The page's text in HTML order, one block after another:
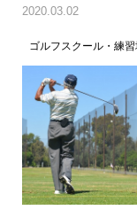
2020.03.02
ゴルフスクール・練